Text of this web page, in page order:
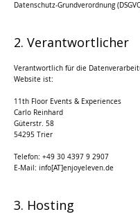
Datenschutz-Grundverordnung
2. Verantwortlicher
Verantwortlich für die
Website ist:
11th Floor Events & Experiences
Carlo Reinhard
Güterstr. 58
54295 Trier
Telefon: +49 30 4397 9 2907
E-Mail: info[AT]enjoyeleven.de
3. Hosting